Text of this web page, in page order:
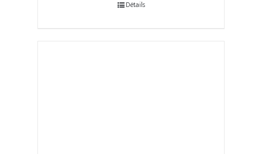
Détails